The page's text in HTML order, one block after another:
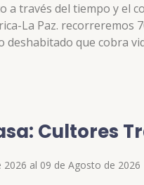
a través del tiempo y
La Paz.
deshabitado que cobra
Cultores
al 09 de Agosto de 2026